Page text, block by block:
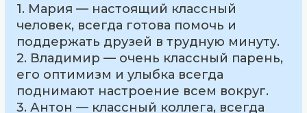
1. Мария — настоящий классный
человек, всегда готова помочь и
поддержать друзей в трудную минуту.
2. Владимир — очень классный парень,
его оптимизм и улыбка всегда
поднимают настроение всем вокруг.
3. Антон — классный коллега, всегда